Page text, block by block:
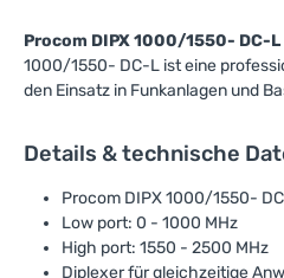
Procom DIPX 1000/1550- DC-L
1000/1550- DC-L ist eine
den Einsatz in Funkanlagen und
Details & technische
Procom DIPX 1000/1550-
Low port: 0 - 1000 MHz
High port: 1550 - 2500 MHz
Diplexer für gleichzeitige